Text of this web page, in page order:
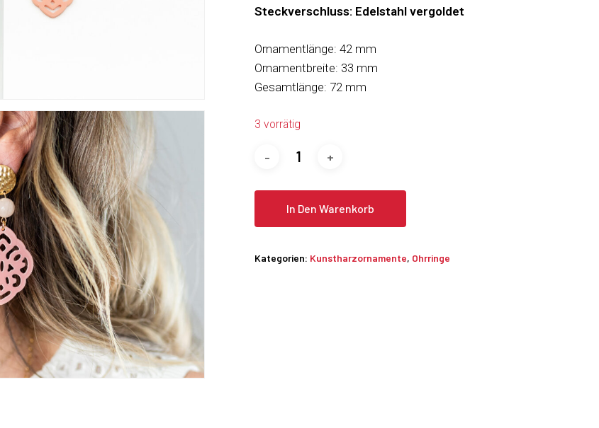
Steckverschluss: Edelstahl vergoldet
Ornamentlänge: 42 mm
Ornamentbreite: 33 mm
Gesamtlänge: 72 mm
3 vorrätig
In Den Warenkorb
Kategorien: Kunstharzornamente, Ohrringe